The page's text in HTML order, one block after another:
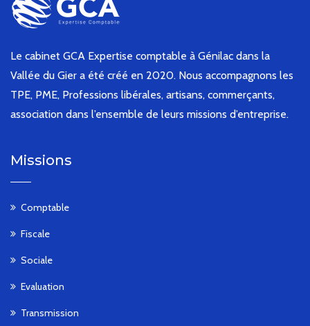
Le cabinet GCA Expertise comptable à Génilac dans la
Vallée du Gier a été créé en 2020. Nous accompagnons les
TPE, PME, Professions libérales, artisans, commerçants,
association dans l’ensemble de leurs missions d’entreprise.
Missions
Comptable
Fiscale
Sociale
Evaluation
Transmission